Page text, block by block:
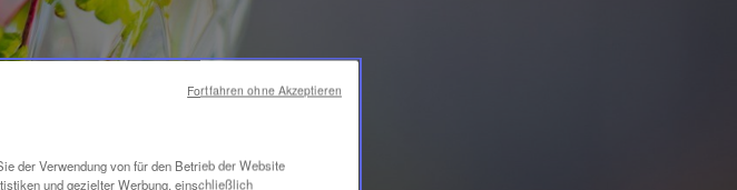
der Verwendung von für den Betrieb der Website
und gezielter Werbung, einschließlich
Fortfahren ohne Akzeptieren